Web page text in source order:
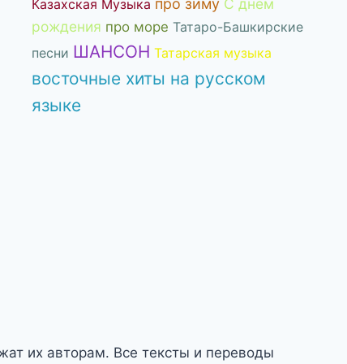
Казахская Музыка про зиму С днём
рождения про море Татаро-Башкирские
песни ШАНСОН Татарская музыка
восточные хиты на русском
языке
их авторам. Все тексты и переводы